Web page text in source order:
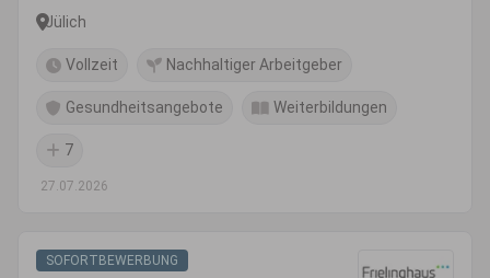
Jülich
Vollzeit Nachhaltiger Arbeitgeber
Gesundheitsangebote Weiterbildungen
7
27.07.2026
SOFORTBEWERBUNG